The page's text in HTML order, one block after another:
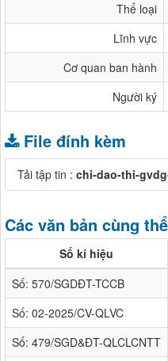
Thể loại
Lĩnh vực
Cơ quan ban hành
Người ký
File đính kèm
Tải tập tin : chi-dao-thi-
Các văn bản cùng
Số kí hiệu
Số: 570/SGDĐT-TCCB
Số: 02-2025/CV-QLVC
Số: 479/SGD&ĐT-QLCLCNTT